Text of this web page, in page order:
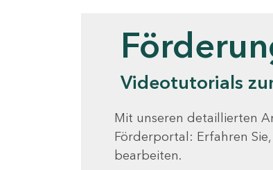
Videotutorials
Mit unseren detaillierten
Förderportal: Erfahren
bearbeiten.